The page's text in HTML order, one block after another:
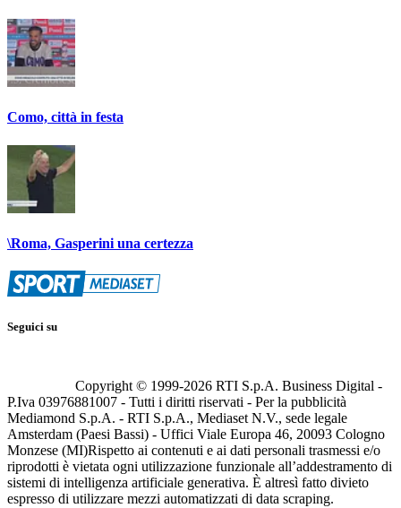
Como, città in festa
\Roma, Gasperini una certezza
Seguici su
Copyright © 1999-2026 RTI S.p.A. Business Digital -
P.Iva 03976881007 - Tutti i diritti riservati - Per la pubblicità
Mediamond S.p.A. - RTI S.p.A., Mediaset N.V., sede legale
Amsterdam (Paesi Bassi) - Uffici Viale Europa 46, 20093 Cologno
Monzese (MI)Rispetto ai contenuti e ai dati personali trasmessi e/o
riprodotti è vietata ogni utilizzazione funzionale all’addestramento di
sistemi di intelligenza artificiale generativa. È altresì fatto divieto
espresso di utilizzare mezzi automatizzati di data scraping.